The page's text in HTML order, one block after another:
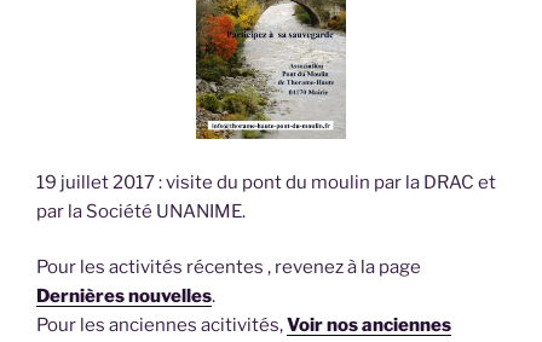
19 juillet 2017 : visite du pont du moulin par la DRAC et
par la Société UNANIME.
Pour les activités récentes , revenez à la page
Dernières nouvelles.
Pour les anciennes acitivités,Voir nos anciennes